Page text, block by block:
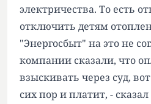
электричества. То есть
отключить детям
"Энергосбыт" на это не
компании сказали, что
взыскивать через суд,
сих пор и платит, -